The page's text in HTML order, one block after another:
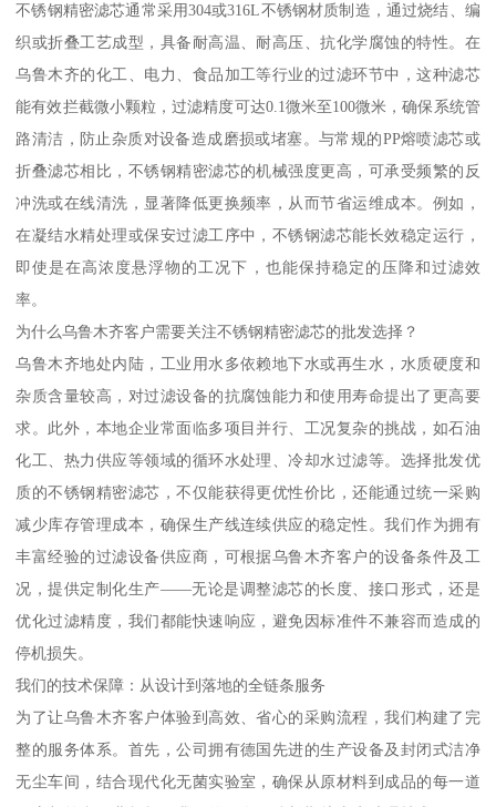
不锈钢精密滤芯通常采用304或316L不锈钢材质制造，通过烧结、编
织或折叠工艺成型，具备耐高温、耐高压、抗化学腐蚀的特性。在
乌鲁木齐的化工、电力、食品加工等行业的过滤环节中，这种滤芯
能有效拦截微小颗粒，过滤精度可达0.1微米至100微米，确保系统管
路清洁，防止杂质对设备造成磨损或堵塞。与常规的PP熔喷滤芯或
折叠滤芯相比，不锈钢精密滤芯的机械强度更高，可承受频繁的反
冲洗或在线清洗，显著降低更换频率，从而节省运维成本。例如，
在凝结水精处理或保安过滤工序中，不锈钢滤芯能长效稳定运行，
即使是在高浓度悬浮物的工况下，也能保持稳定的压降和过滤效
率。
为什么乌鲁木齐客户需要关注不锈钢精密滤芯的批发选择？
乌鲁木齐地处内陆，工业用水多依赖地下水或再生水，水质硬度和
杂质含量较高，对过滤设备的抗腐蚀能力和使用寿命提出了更高要
求。此外，本地企业常面临多项目并行、工况复杂的挑战，如石油
化工、热力供应等领域的循环水处理、冷却水过滤等。选择批发优
质的不锈钢精密滤芯，不仅能获得更优性价比，还能通过统一采购
减少库存管理成本，确保生产线连续供应的稳定性。我们作为拥有
丰富经验的过滤设备供应商，可根据乌鲁木齐客户的设备条件及工
况，提供定制化生产——无论是调整滤芯的长度、接口形式，还是
优化过滤精度，我们都能快速响应，避免因标准件不兼容而造成的
停机损失。
我们的技术保障：从设计到落地的全链条服务
为了让乌鲁木齐客户体验到高效、省心的采购流程，我们构建了完
整的服务体系。首先，公司拥有德国先进的生产设备及封闭式洁净
无尘车间，结合现代化无菌实验室，确保从原材料到成品的每一道